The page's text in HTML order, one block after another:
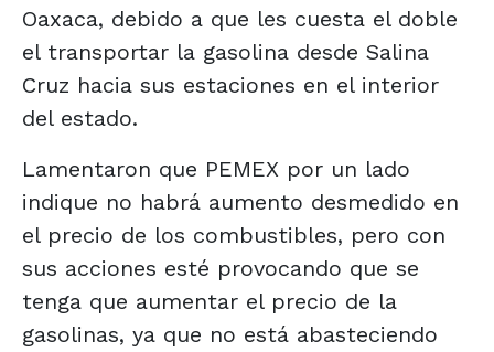
Oaxaca, debido a que les cuesta el doble
el transportar la gasolina desde Salina
Cruz hacia sus estaciones en el interior
del estado.
Lamentaron que PEMEX por un lado
indique no habrá aumento desmedido en
el precio de los combustibles, pero con
sus acciones esté provocando que se
tenga que aumentar el precio de la
gasolinas, ya que no está abasteciendo